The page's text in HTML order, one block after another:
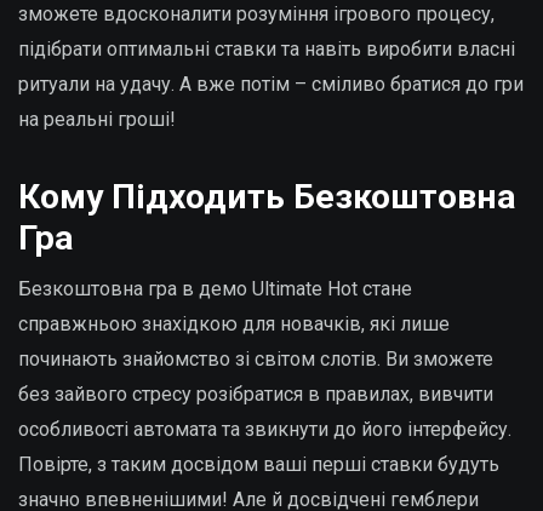
зможете вдосконалити розуміння ігрового процесу,
підібрати оптимальні ставки та навіть виробити власні
ритуали на удачу. А вже потім – сміливо братися до гри
на реальні гроші!
Кому Підходить Безкоштовна
Гра
Безкоштовна гра в демо Ultimate Hot стане
справжньою знахідкою для новачків, які лише
починають знайомство зі світом слотів. Ви зможете
без зайвого стресу розібратися в правилах, вивчити
особливості автомата та звикнути до його інтерфейсу.
Повірте, з таким досвідом ваші перші ставки будуть
значно впевненішими! Але й досвідчені гемблери